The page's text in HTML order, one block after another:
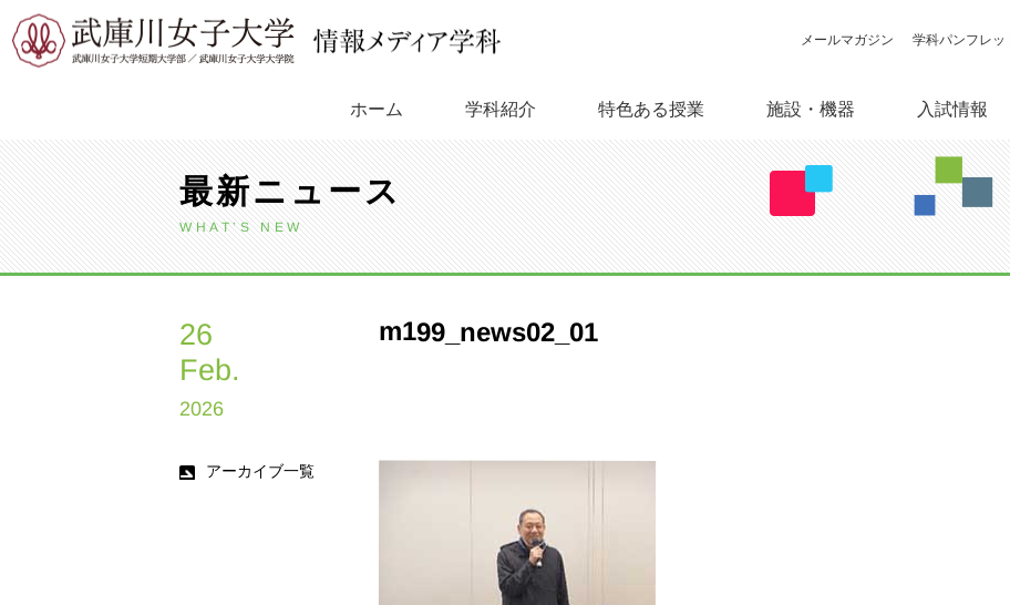
メールマガジン 学科パンフレッ
ホーム 学科紹介 特色ある授業 施設・機器 入試情報
最新ニュース
WHAT’S NEW
26
Feb.
2026
アーカイブ一覧
m199_news02_01